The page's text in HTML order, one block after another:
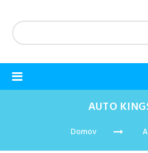
AUTO
Domov